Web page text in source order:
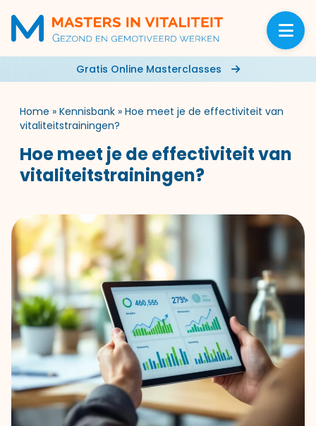
Gratis Online Masterclasses
Home » Kennisbank » Hoe meet je de effectiviteit van
vitaliteitstrainingen?
Hoe meet je de effectiviteit van
vitaliteitstrainingen?